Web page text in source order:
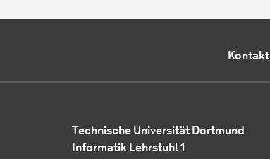
Kontakt
Technische Universität Dortmund
Informatik Lehrstuhl 1